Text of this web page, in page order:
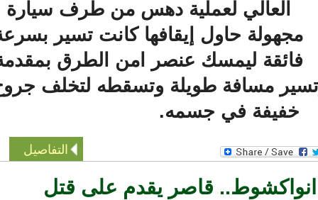
العالي لعملية دهس من طرف سيارة
مجهولة حاول إيقافها كانت تسير بسرعة
فائقة ليمسك عنصر امن الطرق بمقدمة
مسافة طويلة وتسقطه لتخلف جروح
خفيفة في جسمه.
التفاصيل
قاصر يقدم على قتل